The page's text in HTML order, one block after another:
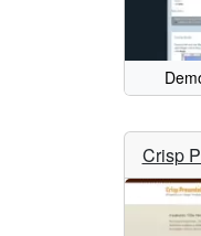
Crisp